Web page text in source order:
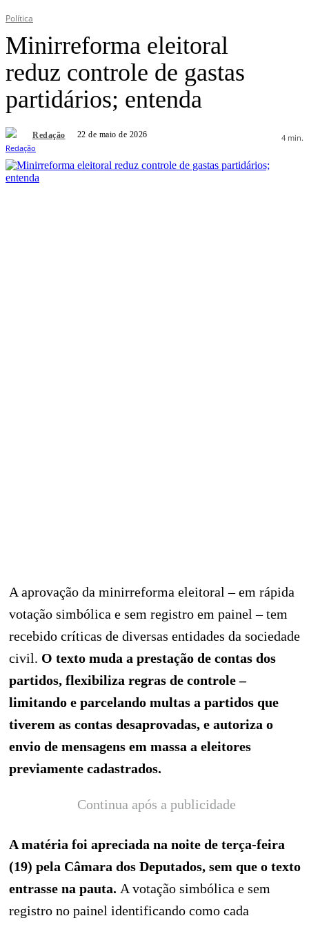
Política
Minirreforma eleitoral
reduz controle de gastas
partidários; entenda
Redação 22 de maio de 2026 4 min.
A aprovação da minirreforma eleitoral – em rápida
votação simbólica e sem registro em painel – tem
recebido críticas de diversas entidades da sociedade
civil. O texto muda a prestação de contas dos
partidos, flexibiliza regras de controle –
limitando e parcelando multas a partidos que
tiverem as contas desaprovadas, e autoriza o
envio de mensagens em massa a eleitores
previamente cadastrados.
Continua após a publicidade
A matéria foi apreciada na noite de terça-feira
(19) pela Câmara dos Deputados, sem que o texto
entrasse na pauta. A votação simbólica e sem
registro no painel identificando como cada